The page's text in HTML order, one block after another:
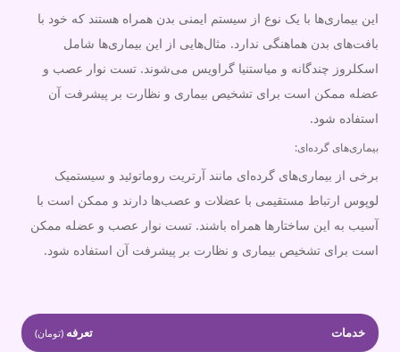
این بیماری‌ها با یک نوع از سیستم ایمنی بدن همراه هستند که خود با
بافت‌های بدن هماهنگی ندارد. مثال‌هایی از این بیماری‌ها شامل
اسکلروز چندگانه و میاستنیا گراویس می‌شوند. تست نوار عصب و
عضله ممکن است برای تشخیص بیماری و نظارت بر پیشرفت آن
استفاده شود.
بیماری‌های گرده‌ای:
برخی از بیماری‌های گرده‌ای مانند آرتریت روماتوئید و سیستمیک
لوپوس ارتباط مستقیمی با عضلات و عصب‌ها دارند و ممکن است با
آسیب به این ساختارها همراه باشند. تست نوار عصب و عضله ممکن
است برای تشخیص بیماری و نظارت بر پیشرفت آن استفاده شود.
خدمات تعرفه (تومان)